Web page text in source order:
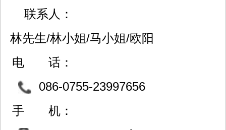
联系人：
林先生/林小姐/马小姐/欧阳
先生
电 话：
086-0755-23997656
(现货库存配套一站采购及b
手 机：